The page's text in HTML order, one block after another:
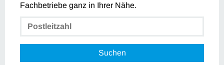
Fachbetriebe ganz in Ihrer Nähe.
Suchen